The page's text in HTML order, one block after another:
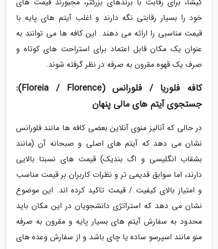
خود را بسیار رقابتی نگه دارند و اغلب آیتم های پایه با
قیمت مناسبی را ارائه می دهند. این کافه ها می توانند به
عنوان یک مکان قابل اعتماد برای استراحت های کوتاه و
صرف یک قهوه مقرون به صرفه در نظر گرفته شوند.
کافه فلوریا / فلورانس (Floreia / Florence):
جستجوی آیتم های مالی پنهان
در حالی که آنالیز منوی آنلاین بعضی کافه ها مانند فلورانس
نشان می دهد که آیتم های اصلی و صبحانه آن (مانند
بشقاب انگلیسی و اگ بندیک) قیمت های نسبتا بالایی
دارند، اما سوابق قدیمی تر و نظرات کاربران بر قیمت مناسب
و امتیاز بالای کیفیت / قیمت تاکید کرده اند. این موضوع
نشان می دهد که استراتژی دانشجویان در این مکان باید
محدود به سفارش آیتم های بسیار پایه و مقرون به صرفه
منو مانند اسپرسو ساده یا چای باشد و از سفارش وعده های